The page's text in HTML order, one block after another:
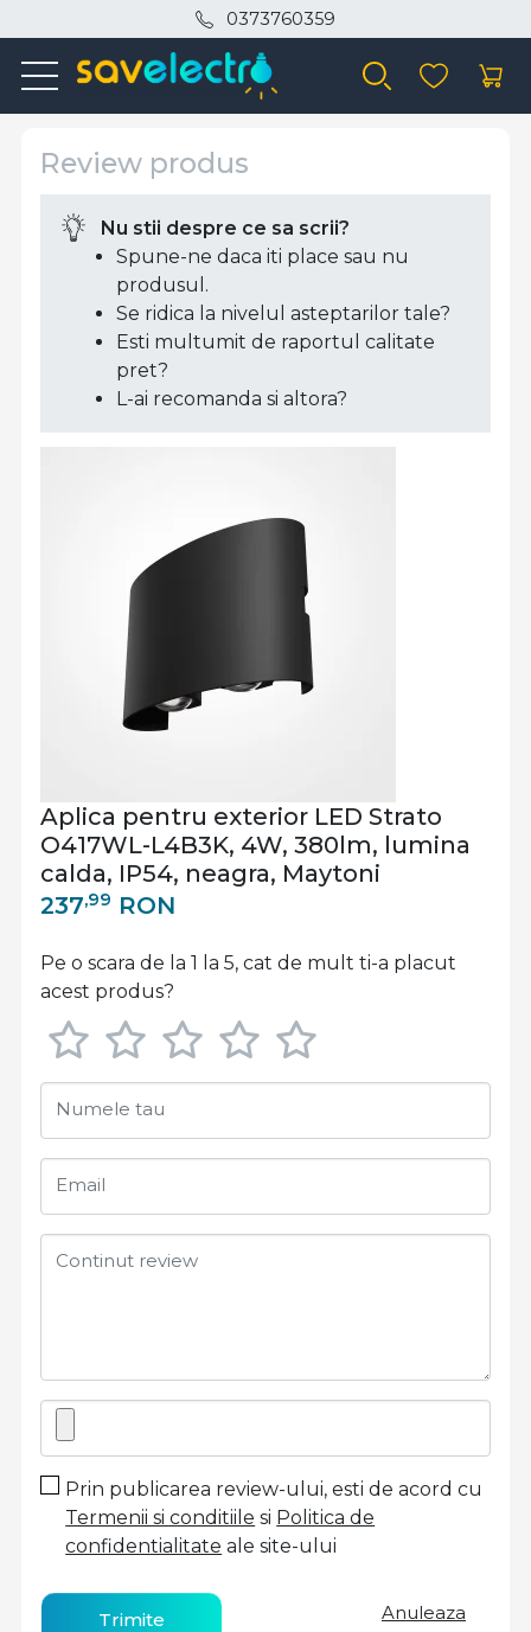
0373760359
Review produs
Aplica pentru exterior LED Strato
O417WL-L4B3K, 4W, 380lm, lumina
calda, IP54, neagra, Maytoni
237,99 RON
Pe o scara de la 1 la 5, cat de mult ti-a placut
acest produs?
Numele tau
Email
Continut review
Prin publicarea review-ului, esti de acord cu
Termenii si conditiile si Politica de
confidentialitate ale site-ului
Trimite Anuleaza
Nu stii despre ce sa scrii?
Spune-ne daca iti place sau nu
produsul.
Se ridica la nivelul asteptarilor tale?
Esti multumit de raportul calitate
pret?
L-ai recomanda si altora?